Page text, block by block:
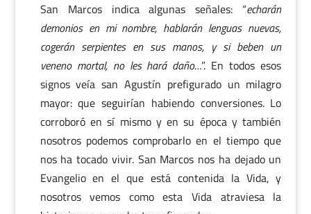
San Marcos indica algunas señales: “echarán
demonios en mi nombre, hablarán lenguas nuevas,
cogerán serpientes en sus manos, y si beben un
veneno mortal, no les hará daño…”. En todos esos
signos veía san Agustín prefigurado un milagro
mayor: que seguirían habiendo conversiones. Lo
corroboró en sí mismo y en su época y también
nosotros podemos comprobarlo en el tiempo que
nos ha tocado vivir. San Marcos nos ha dejado un
Evangelio en el que está contenida la Vida, y
nosotros vemos como esta Vida atraviesa la